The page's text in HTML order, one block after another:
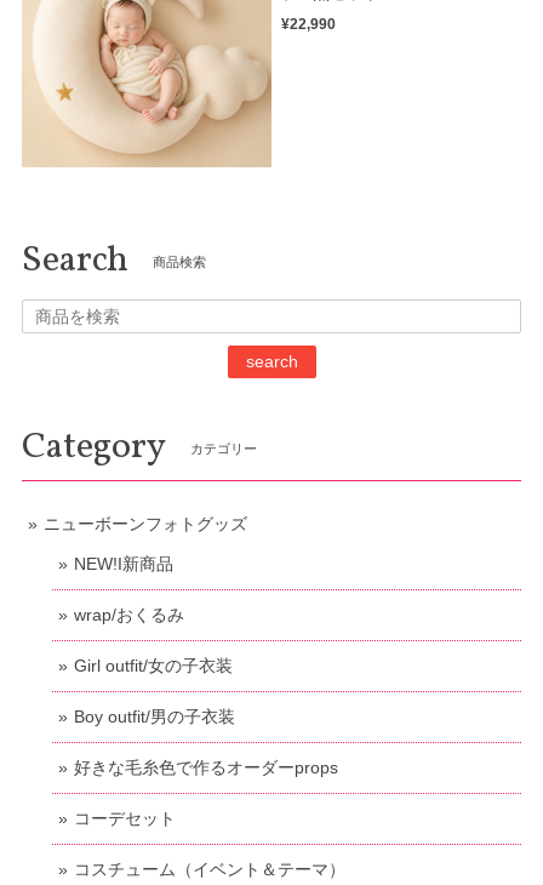
¥22,990
Search 商品検索
search
Category カテゴリー
ニューボーンフォトグッズ
NEW!I新商品
wrap/おくるみ
Girl outfit/女の子衣装
Boy outfit/男の子衣装
好きな毛糸色で作るオーダーprops
コーデセット
コスチューム（イベント＆テーマ）